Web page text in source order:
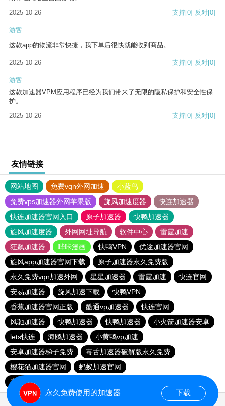
2025-10-26
支持[0] 反对[0]
游客
这款app的物流非常快捷，我下单后很快就能收到商品。
2025-10-26 支持[0] 反对[0]
游客
这款加速器VPM应用程序已经为我们带来了无限的隐私保护和安全性保
护。
2025-10-26
支持[0] 反对[0]
友情链接
网站地图 免费vqn外网加速
小蓝鸟
免费vps加速器外网苹果版
旋风加速度器
快连加速器
快连加速器官网入口
原子加速器
快鸭加速器
旋风加速度器
外网网址导航 软件中心
雷霆加速
狂飙加速器
哔咔漫画 快鸭VPN
优途加速器官网
旋风app加速器官网下载
原子加速器永久免费版
永久免费vqn加速外网
星星加速器 雷霆加速
快连官网
安易加速器
旋风加速下载
快鸭VPN
香蕉加速器官网正版
酷通vp加速器
快连官网
风驰加速器
快鸭加速器 快鸭加速器
小火箭加速器安卓
lets快连
海鸥加速器
小黄鸭vp加速
安卓加速器梯子免费
毒舌加速器破解版永久免费
樱花猫加速器官网
蚂蚁加速官网
毒舌加速器破解版永久免费
永久免费使用的加速器 下载